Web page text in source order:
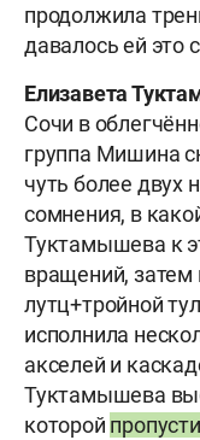
продолжила
давалось ей это
Елизавета
Сочи в
группа Мишина
чуть более двух
сомнения, в
Туктамышева к
вращений,
лутц+тройной
исполнила
акселей и
Туктамышева
которой